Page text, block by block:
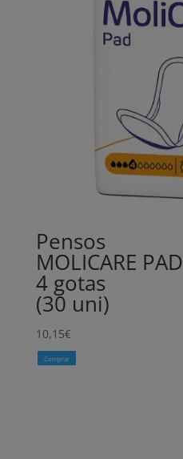
Pensos
MOLICARE PAD
4 gotas
(30 uni)
10,15€
Comprar